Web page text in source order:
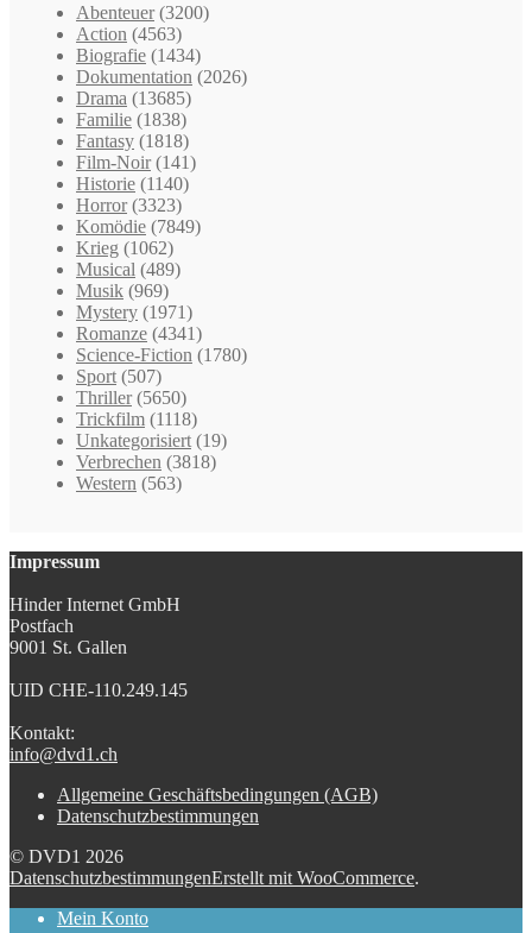
Abenteuer (3200)
Action (4563)
Biografie (1434)
Dokumentation (2026)
Drama (13685)
Familie (1838)
Fantasy (1818)
Film-Noir (141)
Historie (1140)
Horror (3323)
Komödie (7849)
Krieg (1062)
Musical (489)
Musik (969)
Mystery (1971)
Romanze (4341)
Science-Fiction (1780)
Sport (507)
Thriller (5650)
Trickfilm (1118)
Unkategorisiert (19)
Verbrechen (3818)
Western (563)
Impressum
Hinder Internet GmbH
Postfach
9001 St. Gallen
UID CHE-110.249.145
Kontakt:
info@dvd1.ch
Allgemeine Geschäftsbedingungen (AGB)
Datenschutzbestimmungen
© DVD1 2026
DatenschutzbestimmungenErstellt mit WooCommerce.
Mein Konto